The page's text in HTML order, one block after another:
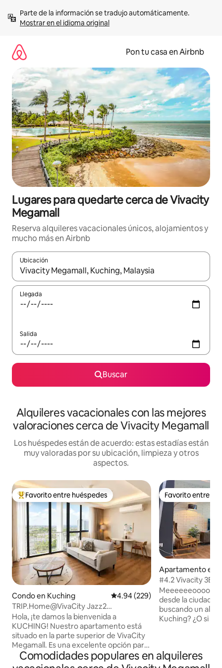
contenidoMostrar en el idioma original
Pon tu casa en Airbnb
Lugares para quedarte cerca de Vivacity
Megamall
Reserva alquileres vacacionales únicos, alojamientos y
mucho más en Airbnb
Ubicación
Cuando los resultados estén disponibles, navega con las
Llegada
Salida
Buscar
Alquileres vacacionales con las mejores
valoraciones cerca de Vivacity Megamall
Los huéspedes están de acuerdo: estas estadías están
muy valoradas por su ubicación, limpieza y otros
aspectos.
Favorito entre huéspedes preferido
Favorito entre huéspedes
Condo en Kuching Calificación promedio: 4.94 de
4.94 (229)
TRIP.Home@VivaCity Jazz2
Kuching#CityView 3 dormitorios 2 baños
Hola, ¡te damos la bienvenida a
KUCHING! Nuestro apartamento está
situado en la parte superior de VivaCity
Megamall. Es una excelente opción para
que los huéspedes disfruten de una
comodidad absoluta para llegar a
Favorito entre
Favorito entre
Apartamento en
#4.2 Vivacity 3BR
Jazz Suites
desde la ciudad
buscando un
Kuching? ¿O si
de Vivacity
comercial más
Comodidades populares en alquileres